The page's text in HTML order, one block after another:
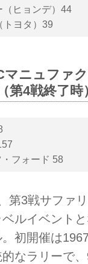
（ヒョンデ）44
トヨタ）39
マニュファ
第4戦終了時
フォード 58
第3戦サファ
ルイベント
初開催は
なラリーで